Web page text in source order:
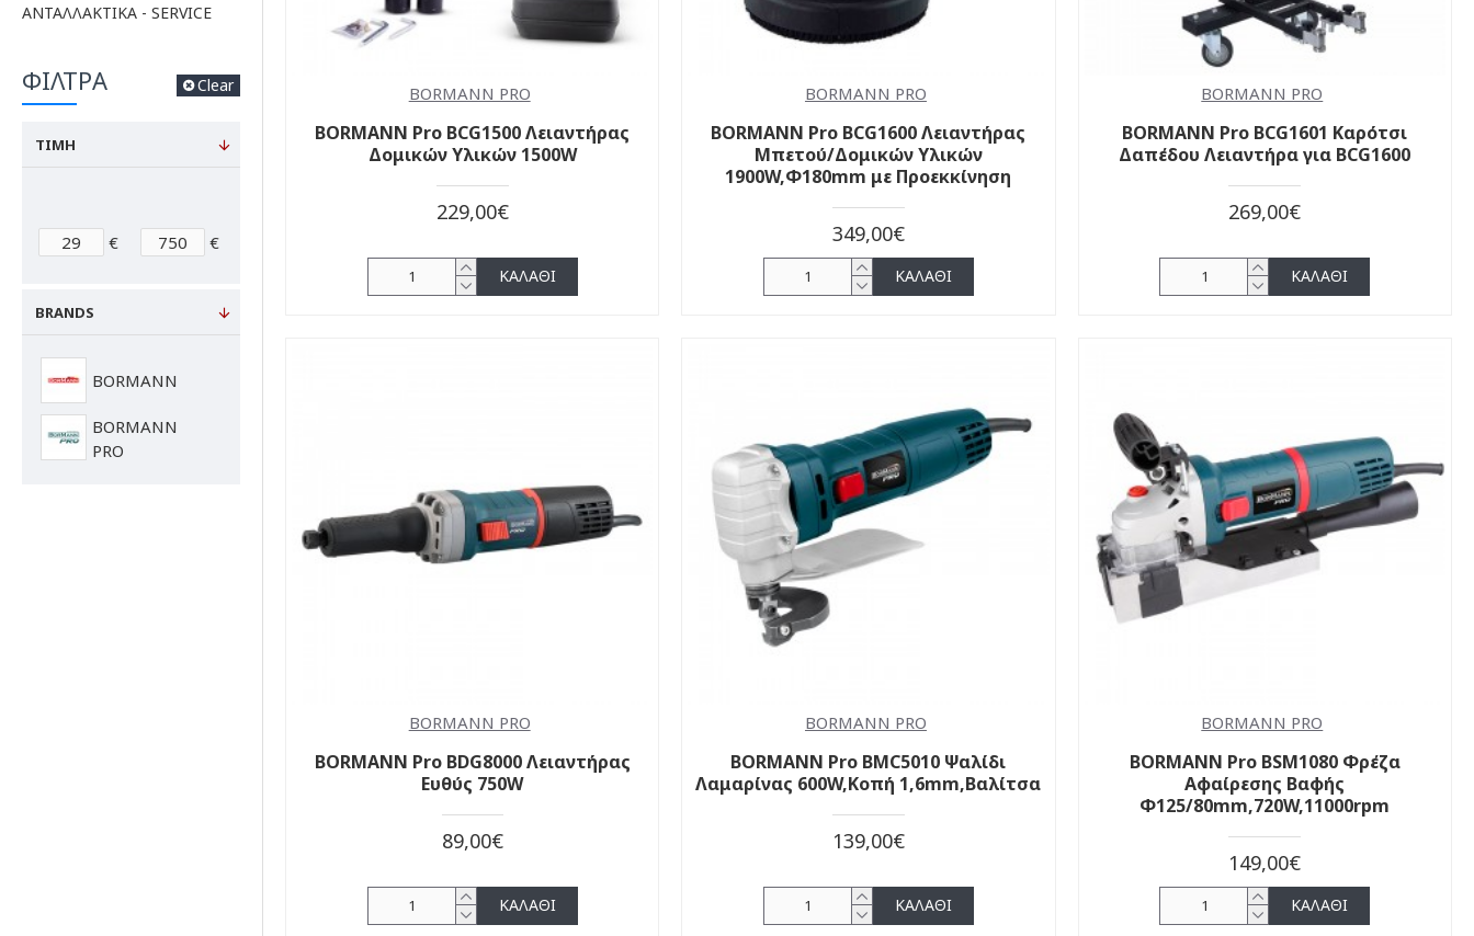
ΑΝΤΑΛΛΑΚΤΙΚΆ - SERVICE
ΦΙΛΤΡΑ Clear
ΤΙΜΗ
€ €
BRANDS
BORMANN
BORMANN
PRO
BORMANN PRO
BORMANN Pro BCG1500 Λειαντήρας
Δομικών Υλικών 1500W
229,00€
ΚΑΛΆΘΙ
BORMANN PRO
BORMANN Pro BCG1600 Λειαντήρας
Μπετού/Δομικών Υλικών
1900W,Φ180mm με Προεκκίνηση
349,00€
ΚΑΛΆΘΙ
BORMANN PRO
BORMANN Pro BCG1601 Καρότσι
Δαπέδου Λειαντήρα για BCG1600
269,00€
ΚΑΛΆΘΙ
BORMANN PRO
BORMANN Pro BDG8000 Λειαντήρας
Ευθύς 750W
89,00€
ΚΑΛΆΘΙ
BORMANN PRO
BORMANN Pro BMC5010 Ψαλίδι
Λαμαρίνας 600W,Κοπή 1,6mm,Βαλίτσα
139,00€
ΚΑΛΆΘΙ
BORMANN PRO
BORMANN Pro BSM1080 Φρέζα
Αφαίρεσης Βαφής
Φ125/80mm,720W,11000rpm
149,00€
ΚΑΛΆΘΙ